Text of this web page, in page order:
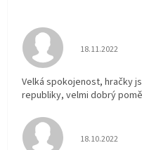
Hodnocení
18.11.2022
Velká spokojenost, hračky
republiky, velmi dobrý
Hodnocení
18.10.2022